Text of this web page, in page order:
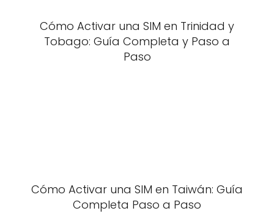
Cómo Activar una SIM en Trinidad y
Tobago: Guía Completa y Paso a
Paso
Cómo Activar una SIM en Taiwán: Guía
Completa Paso a Paso